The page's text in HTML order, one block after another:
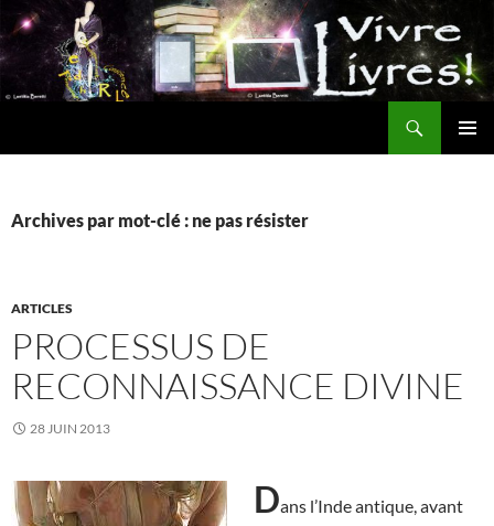
Aller
au
contenu
Archives par mot-clé : ne pas résister
ARTICLES
PROCESSUS DE
RECONNAISSANCE DIVINE
28 JUIN 2013
Dans l’Inde antique, avant